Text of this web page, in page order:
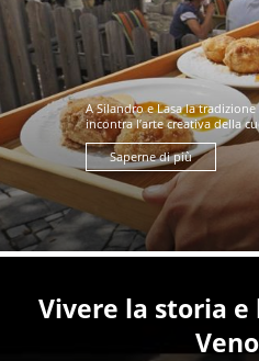
A Silandro e Lasa la
incontra l’arte creativa della
Saperne di più
Vivere la storia